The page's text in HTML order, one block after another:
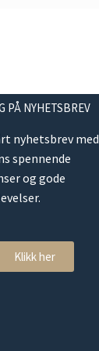
PÅ NYHETSBREV
nyhetsbrev med
spennende
og gode
Klikk her